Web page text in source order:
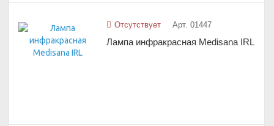
Отсутствует Арт. 01447
Лампа инфракрасная Medisana IRL